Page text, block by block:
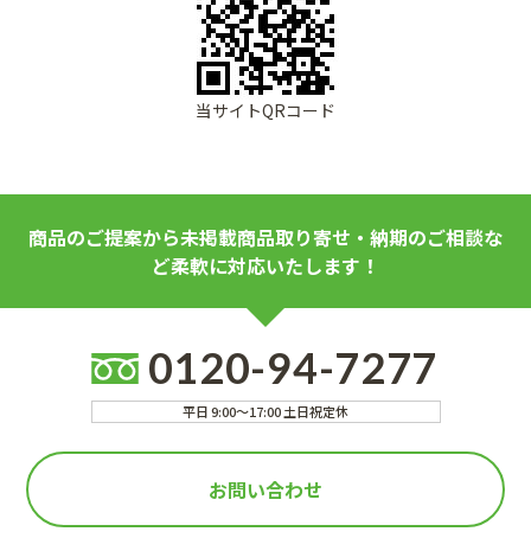
当サイトQRコード
商品のご提案から未掲載商品取り寄せ・納期のご相談な
ど柔軟に対応いたします！
0120-94-7277
平日 9:00～17:00 土日祝定休
お問い合わせ